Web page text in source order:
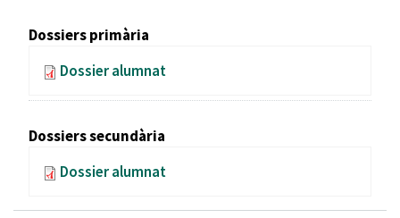
Dossiers primària
Dossier alumnat
Dossiers secundària
Dossier alumnat